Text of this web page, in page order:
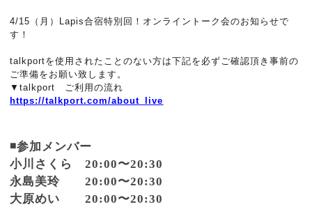
4/15（月）Lapis合宿特別回！オンライントーク会のお知らせで
す！
talkportを使用されたことのない方は下記を必ずご確認頂き事前の
ご準備をお願い致します。
▼talkport ご利用の流れ
https://talkport.com/about_live
◾️参加メンバー
小川さくら 20:00〜20:30
永島美玲 20:00〜20:30
大原めい 20:00〜20:30